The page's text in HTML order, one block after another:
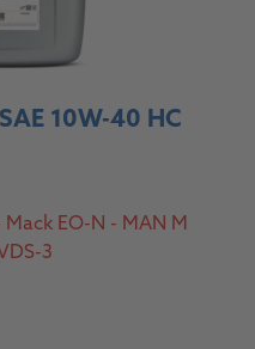
10W-40 HC
Mack EO-N - MAN M
3